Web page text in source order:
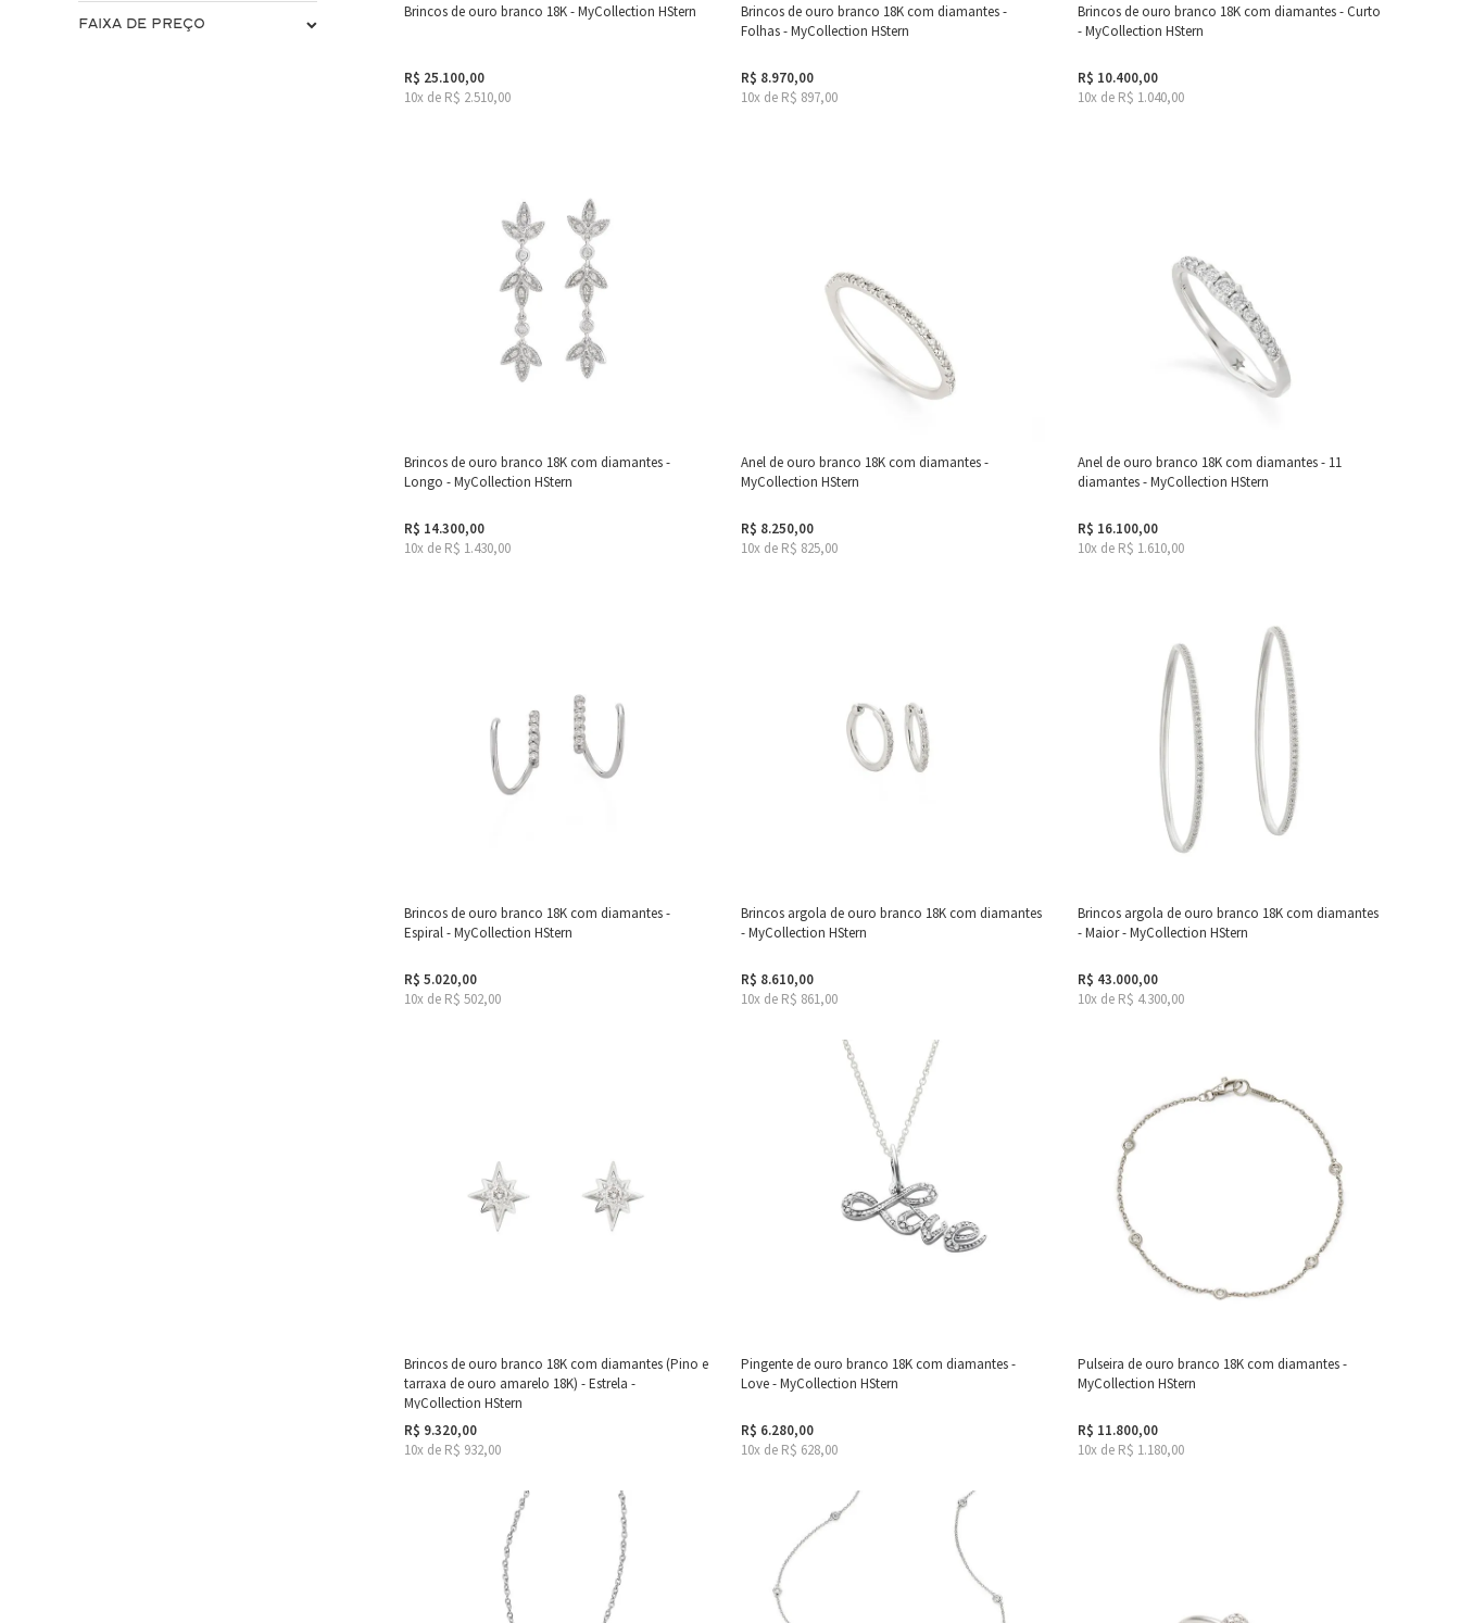
FAIXA DE PREÇO
Brincos de ouro branco 18K - MyCollection HStern
R$ 25.100,00
10x de R$ 2.510,00
Brincos de ouro branco 18K com diamantes -
Folhas - MyCollection HStern
R$ 8.970,00
10x de R$ 897,00
Brincos de ouro branco 18K com diamantes - Curto
- MyCollection HStern
R$ 10.400,00
10x de R$ 1.040,00
Brincos de ouro branco 18K com diamantes -
Longo - MyCollection HStern
R$ 14.300,00
10x de R$ 1.430,00
Anel de ouro branco 18K com diamantes -
MyCollection HStern
R$ 8.250,00
10x de R$ 825,00
Anel de ouro branco 18K com diamantes - 11
diamantes - MyCollection HStern
R$ 16.100,00
10x de R$ 1.610,00
Brincos de ouro branco 18K com diamantes -
Espiral - MyCollection HStern
R$ 5.020,00
10x de R$ 502,00
Brincos argola de ouro branco 18K com diamantes
- MyCollection HStern
R$ 8.610,00
10x de R$ 861,00
Brincos argola de ouro branco 18K com diamantes
- Maior - MyCollection HStern
R$ 43.000,00
10x de R$ 4.300,00
Brincos de ouro branco 18K com diamantes (Pino e
tarraxa de ouro amarelo 18K) - Estrela -
MyCollection HStern
R$ 9.320,00
10x de R$ 932,00
Pingente de ouro branco 18K com diamantes -
Love - MyCollection HStern
R$ 6.280,00
10x de R$ 628,00
Pulseira de ouro branco 18K com diamantes -
MyCollection HStern
R$ 11.800,00
10x de R$ 1.180,00